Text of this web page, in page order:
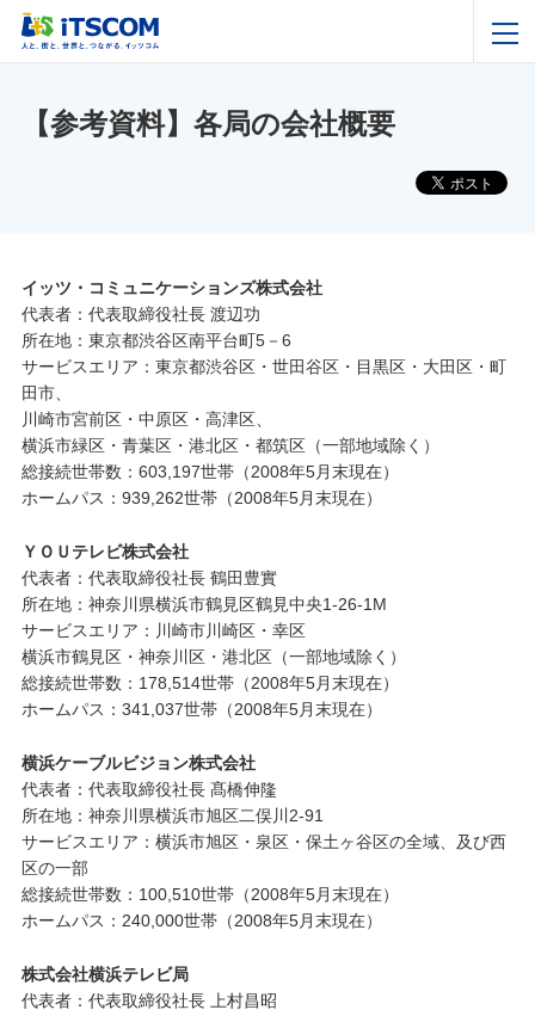
【参考資料】各局の会社概要
イッツ・コミュニケーションズ株式会社
代表者：代表取締役社長 渡辺功
所在地：東京都渋谷区南平台町5－6
サービスエリア：東京都渋谷区・世田谷区・目黒区・大田区・町
田市、
川崎市宮前区・中原区・高津区、
横浜市緑区・青葉区・港北区・都筑区（一部地域除く）
総接続世帯数：603,197世帯（2008年5月末現在）
ホームパス：939,262世帯（2008年5月末現在）
ＹＯＵテレビ株式会社
代表者：代表取締役社長 鶴田豊實
所在地：神奈川県横浜市鶴見区鶴見中央1-26-1M
サービスエリア：川崎市川崎区・幸区
横浜市鶴見区・神奈川区・港北区（一部地域除く）
総接続世帯数：178,514世帯（2008年5月末現在）
ホームパス：341,037世帯（2008年5月末現在）
横浜ケーブルビジョン株式会社
代表者：代表取締役社長 髙橋伸隆
所在地：神奈川県横浜市旭区二俣川2-91
サービスエリア：横浜市旭区・泉区・保土ヶ谷区の全域、及び西
区の一部
総接続世帯数：100,510世帯（2008年5月末現在）
ホームパス：240,000世帯（2008年5月末現在）
株式会社横浜テレビ局
代表者：代表取締役社長 上村昌昭